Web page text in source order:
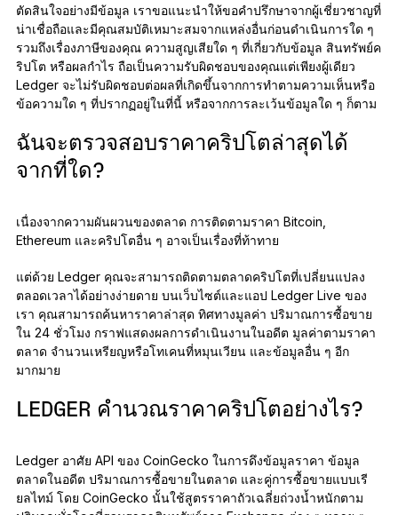
Compare Ledger signers
ตัดสินใจอย่างมีข้อมูล เราขอแนะนำให้ขอคำปรึกษาจากผู้เชี่ยวชาญที่
น่าเชื่อถือและมีคุณสมบัติเหมาะสมจากแหล่งอื่นก่อนดำเนินการใด ๆ
รวมถึงเรื่องภาษีของคุณ ความสูญเสียใด ๆ ที่เกี่ยวกับข้อมูล สินทรัพย์ค
ริปโต หรือผลกำไร ถือเป็นความรับผิดชอบของคุณแต่เพียงผู้เดียว
Ledger จะไม่รับผิดชอบต่อผลที่เกิดขึ้นจากการทำตามความเห็นหรือ
ข้อความใด ๆ ที่ปรากฏอยู่ในที่นี้ หรือจากการละเว้นข้อมูลใด ๆ ก็ตาม
ฉันจะตรวจสอบราคาคริปโตล่าสุดได้
จากที่ใด?
เนื่องจากความผันผวนของตลาด การติดตามราคา Bitcoin,
Ethereum และคริปโตอื่น ๆ อาจเป็นเรื่องที่ท้าทาย
แต่ด้วย Ledger คุณจะสามารถติดตามตลาดคริปโตที่เปลี่ยนแปลง
ตลอดเวลาได้อย่างง่ายดาย บนเว็บไซต์และแอป Ledger Live ของ
เรา คุณสามารถค้นหาราคาล่าสุด ทิศทางมูลค่า ปริมาณการซื้อขาย
ใน 24 ชั่วโมง กราฟแสดงผลการดำเนินงานในอดีต มูลค่าตามราคา
ตลาด จำนวนเหรียญหรือโทเคนที่หมุนเวียน และข้อมูลอื่น ๆ อีก
มากมาย
LEDGER คำนวณราคาคริปโตอย่างไร?
Ledger อาศัย API ของ CoinGecko ในการดึงข้อมูลราคา ข้อมูล
ตลาดในอดีต ปริมาณการซื้อขายในตลาด และคู่การซื้อขายแบบเรี
ยลไทม์ โดย CoinGecko นั้นใช้สูตรราคาถัวเฉลี่ยถ่วงน้ำหนักตาม